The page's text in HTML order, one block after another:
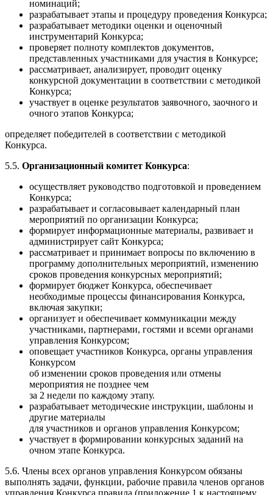
номинаций;
разрабатывает этапы и процедуру проведения Конкурса;
разрабатывает методики оценки и оценочный
инструментарий Конкурса;
проверяет полноту комплектов документов,
представленных участниками для участия в Конкурсе;
рассматривает, анализирует, проводит оценку
конкурсной документации в соответствии с методикой
Конкурса;
участвует в оценке результатов заявочного, заочного и
очного этапов Конкурса;
определяет победителей в соответствии с методикой
Конкурса.
5.5. Организационный комитет Конкурса:
осуществляет руководство подготовкой и проведением
Конкурса;
разрабатывает и согласовывает календарный план
мероприятий по организации Конкурса;
формирует информационные материалы, развивает и
администрирует сайт Конкурса;
рассматривает и принимает вопросы по включению в
программу дополнительных мероприятий, изменению
сроков проведения конкурсных мероприятий;
формирует бюджет Конкурса, обеспечивает
необходимые процессы финансирования Конкурса,
включая закупки;
организует и обеспечивает коммуникации между
участниками, партнерами, гостями и всеми органами
управления Конкурсом;
оповещает участников Конкурса, органы управления
Конкурсом
об изменении сроков проведения или отмены
мероприятия не позднее чем
за 2 недели по каждому этапу.
разрабатывает методические инструкции, шаблоны и
другие материалы
для участников и органов управления Конкурсом;
участвует в формировании конкурсных заданий на
очном этапе Конкурса.
5.6. Члены всех органов управления Конкурсом обязаны
выполнять задачи, функции, рабочие правила членов органов
управления Конкурса правила (приложение 1 к настоящему